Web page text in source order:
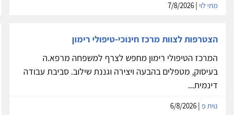
מתי לוי
הצטרפות לצוות מרכז חינוכי-טיפולי רימון
המרכז הטיפולי רימון מחפש לצרף למשפחה מרפא.ה
בעיסוק, מטפלים בהבעה ויצירה וגננת שילוב. סביבת עבודה
דינמית...
נוית פ